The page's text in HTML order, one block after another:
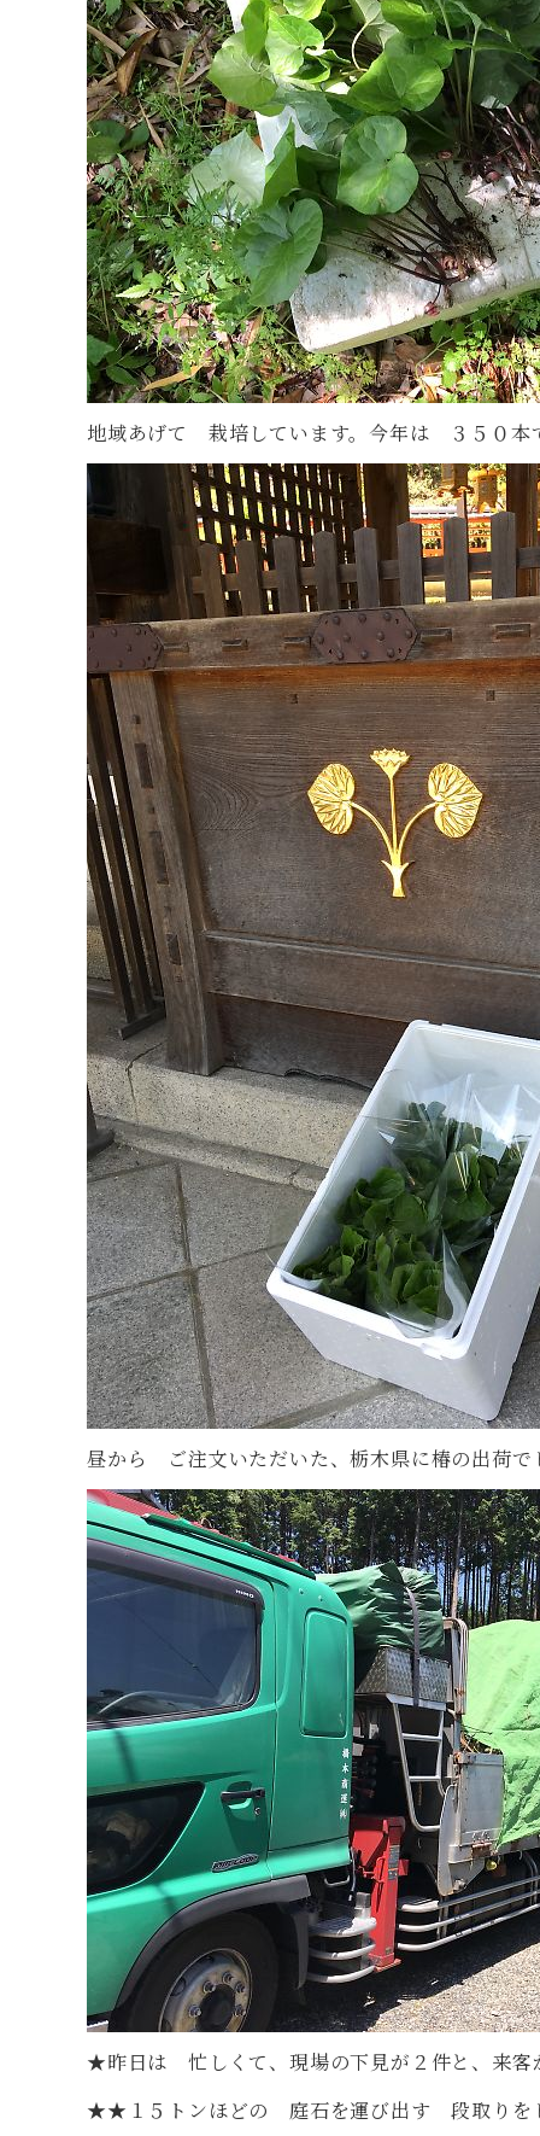
地域あげて 栽培しています。今年は ３５０本
昼から ご注文いただいた、栃木県に椿の出荷で
★昨日は 忙しくて、現場の下見が２件と、来客
★★１５トンほどの 庭石を運び出す 段取りを